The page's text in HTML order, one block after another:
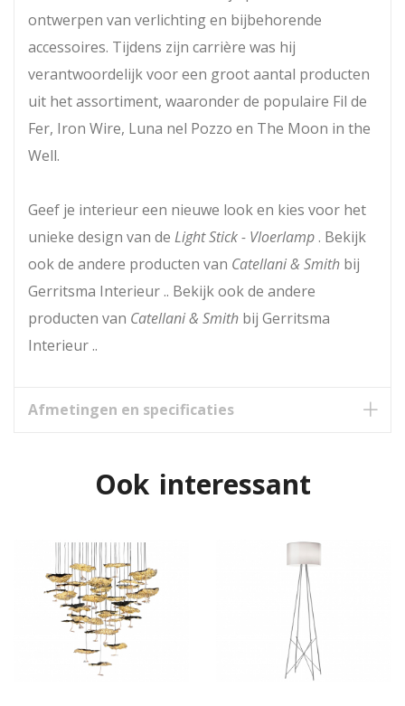
ontwerpen van verlichting en bijbehorende
accessoires. Tijdens zijn carrière was hij
verantwoordelijk voor een groot aantal producten
uit het assortiment, waaronder de populaire Fil de
Fer, Iron Wire, Luna nel Pozzo en The Moon in the
Well.
Geef je interieur een nieuwe look en kies voor het
unieke design van de Light Stick - Vloerlamp. Bekijk
ook de andere producten van Catellani & Smith bij
Gerritsma Interieur .. Bekijk ook de andere
producten van Catellani & Smith bij Gerritsma
Interieur ..
Afmetingen en specificaties
Ook interessant